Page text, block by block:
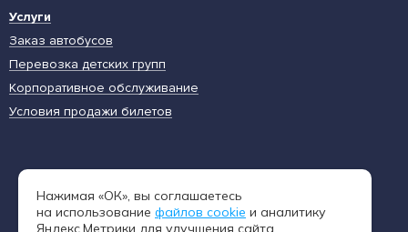
Услуги
Заказ автобусов
Перевозка детских групп
Корпоративное обслуживание
Условия продажи билетов
8 (962) 402-65-54
Нажимая «ОК», вы соглашаетесь
на использование файлов cookie и аналитику
Яндекс.Метрики для улучшения сайта.